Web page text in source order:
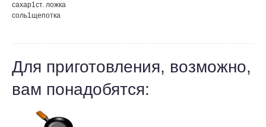
сахар1ст. ложка
соль1щепотка
Для приготовления, возможно,
вам понадобятся: